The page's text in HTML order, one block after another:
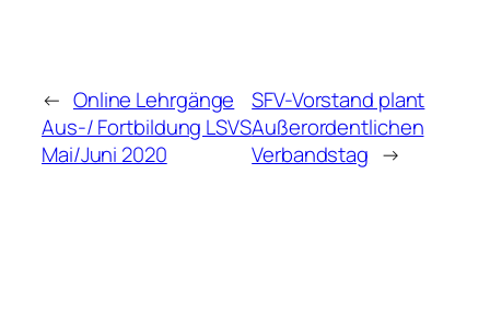
← Online Lehrgänge
Aus-/ Fortbildung LSVS
Mai/Juni 2020
SFV-Vorstand plant
Außerordentlichen
Verbandstag →